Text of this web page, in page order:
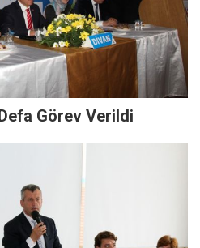
Görev Verildi